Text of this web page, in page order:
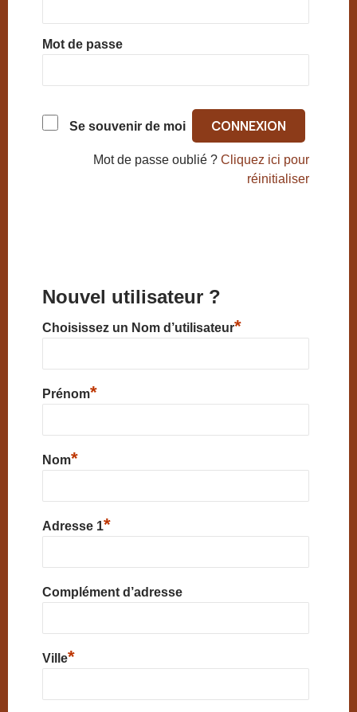
Mot de passe
Se souvenir de moi
Mot de passe oublié ?Cliquez ici pour
réinitialiser
Nouvel utilisateur ?
Choisissez un Nom d’utilisateur*
Prénom*
Nom*
Adresse 1*
Complément d’adresse
Ville*